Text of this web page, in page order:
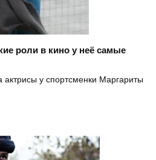
роли в кино у неё самые
актрисы у спортсменки Маргариты